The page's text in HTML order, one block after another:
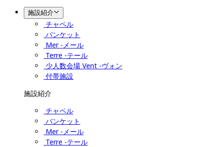
施設紹介
チャペル
バンケット
Mer -メール
Terre -テール
少人数会場 Vent -ヴォン
付帯施設
施設紹介
チャペル
バンケット
Mer -メール
Terre -テール